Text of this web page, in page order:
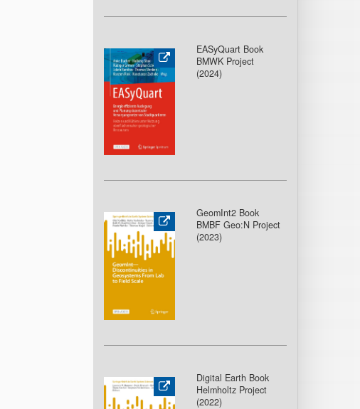
EASyQuart Book
BMWK Project
(2024)
GeomInt2 Book
BMBF Geo:N Project
(2023)
Digital Earth Book
Helmholtz Project
(2022)